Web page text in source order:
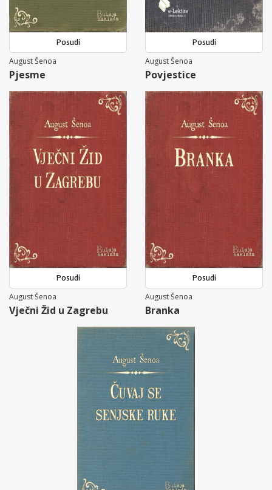
Posudi
August Šenoa
Pjesme
Posudi
August Šenoa
Povjestice
Posudi
August Šenoa
Vječni Žid u Zagrebu
Posudi
August Šenoa
Branka